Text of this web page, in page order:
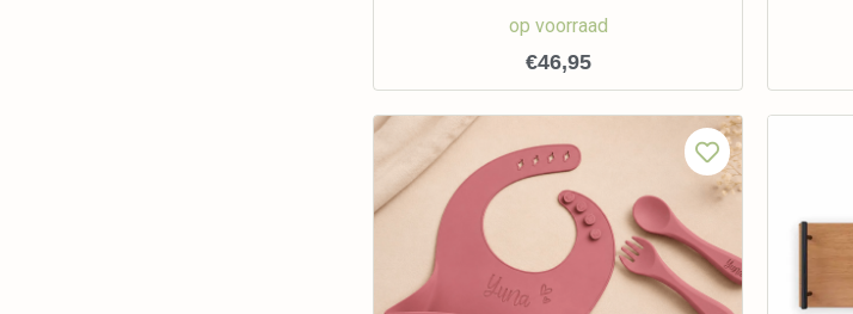
op voorraad
€46,95